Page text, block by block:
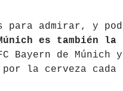
para admirar, y
es también la
FC Bayern de Múnich
por la cerveza cada